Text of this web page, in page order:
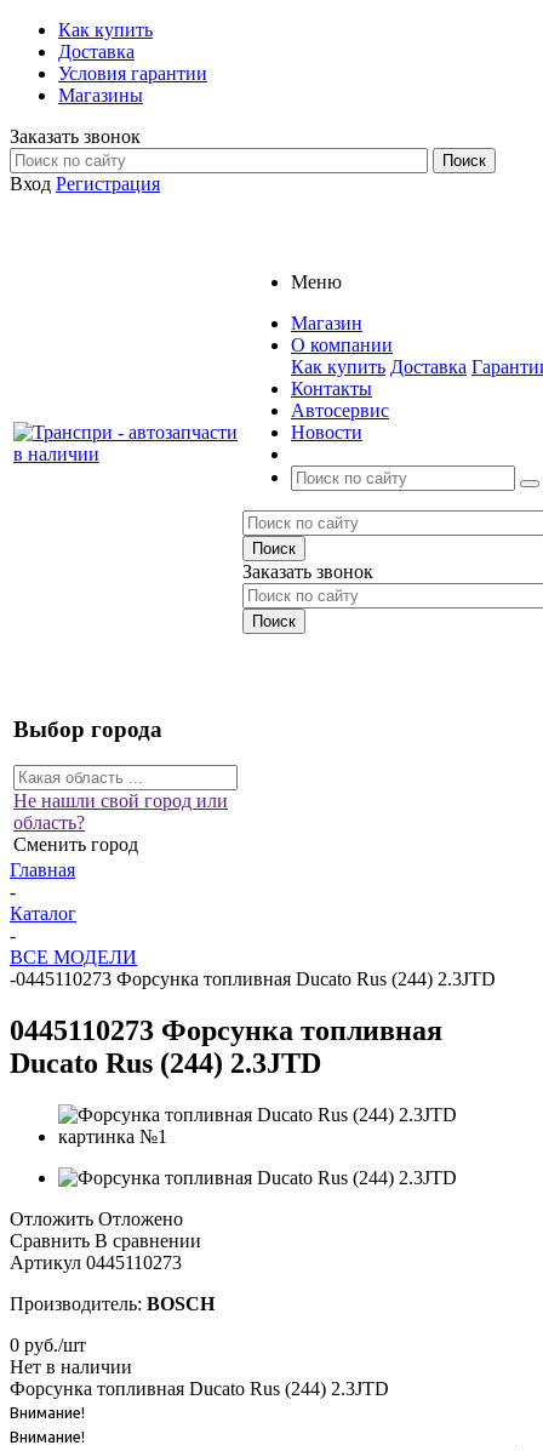
Как купить
Доставка
Условия гарантии
Магазины
Заказать звонок
Вход Регистрация
Меню
Магазин
О компании
Как купить Доставка
Контакты
Автосервис
Новости
Заказать звонок
Выбор города
Не нашли свой город или
область?
Сменить город
Главная
-
Каталог
-
ВСЕ МОДЕЛИ
-0445110273 Форсунка топливная Ducato Rus (244) 2.3JTD
0445110273 Форсунка топливная
Ducato Rus (244) 2.3JTD
Отложить Отложено
Сравнить В сравнении
Артикул 0445110273
Производитель: BOSCH
0 руб./шт
Нет в наличии
Форсунка топливная Ducato Rus (244) 2.3JTD
Внимание!
Внимание!